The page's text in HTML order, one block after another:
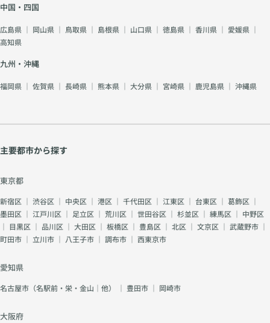
中国・四国
広島県 ｜ 岡山県 ｜ 鳥取県 ｜ 島根県 ｜ 山口県 ｜ 徳島県 ｜ 香川県 ｜ 愛媛県 ｜
高知県
九州・沖縄
福岡県 ｜ 佐賀県 ｜ 長崎県 ｜ 熊本県 ｜ 大分県 ｜ 宮崎県 ｜ 鹿児島県 ｜ 沖縄県
主要都市から探す
東京都
新宿区 ｜ 渋谷区 ｜ 中央区 ｜ 港区 ｜ 千代田区 ｜ 江東区 ｜ 台東区 ｜ 葛飾区 ｜
墨田区 ｜ 江戸川区 ｜ 足立区 ｜ 荒川区 ｜ 世田谷区 ｜ 杉並区 ｜ 練馬区 ｜ 中野区
｜ 目黒区 ｜ 品川区 ｜ 大田区 ｜ 板橋区 ｜ 豊島区 ｜ 北区 ｜ 文京区 ｜ 武蔵野市 ｜
町田市 ｜ 立川市 ｜ 八王子市 ｜ 調布市 ｜ 西東京市
愛知県
名古屋市（名駅前・栄・金山｜他） ｜ 豊田市 ｜ 岡崎市
大阪府